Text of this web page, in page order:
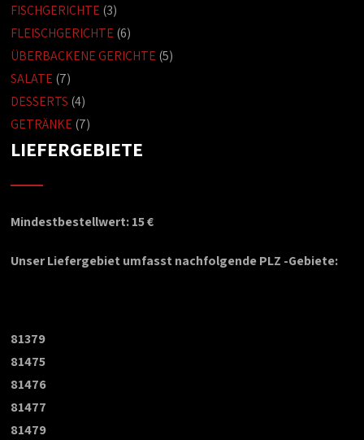
FISCHGERICHTE (3)
FLEISCHGERICHTE (6)
ÜBERBACKENE GERICHTE (5)
SALATE (7)
DESSERTS (4)
GETRÄNKE (7)
LIEFERGEBIETE
Mindestbestellwert: 15 €
Unser Liefergebiet umfasst nachfolgende PLZ -Gebiete:
81379
81475
81476
81477
81479